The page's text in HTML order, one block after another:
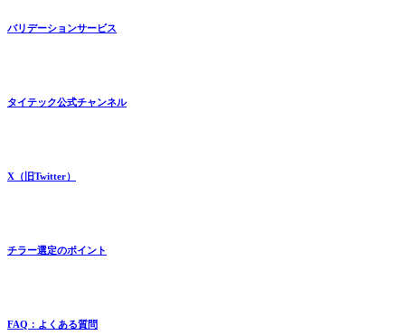
バリデーションサービス
タイテック公式チャンネル
X（旧Twitter）
チラー選定のポイント
FAQ：よくある質問